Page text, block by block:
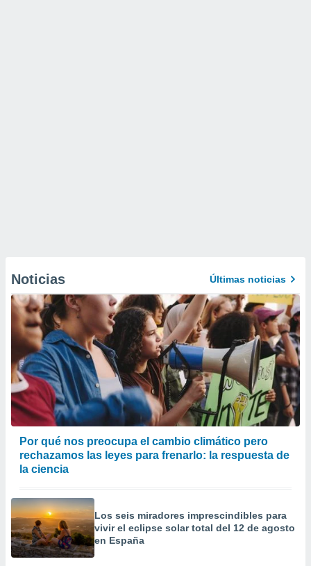
Noticias Últimas noticias
Por qué nos preocupa el cambio climático pero
rechazamos las leyes para frenarlo: la respuesta de
la ciencia
Los seis miradores imprescindibles para
vivir el eclipse solar total del 12 de agosto
en España